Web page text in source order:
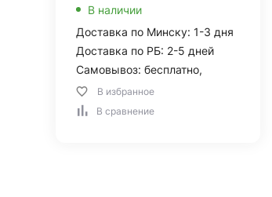
В наличии
Доставка по Минску: 1-3 дня
Доставка по РБ: 2-5 дней
Самовывоз: бесплатно,
В избранное
В сравнение